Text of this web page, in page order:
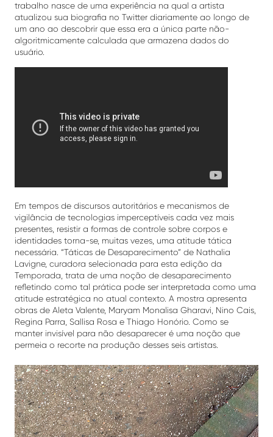
trabalho nasce de uma experiência na qual a artista
atualizou sua biografia no Twitter diariamente ao longo de
um ano ao descobrir que essa era a única parte não-
algoritmicamente calculada que armazena dados do
usuário.
Em tempos de discursos autoritários e mecanismos de
vigilância de tecnologias imperceptíveis cada vez mais
presentes, resistir a formas de controle sobre corpos e
identidades torna-se, muitas vezes, uma atitude tática
necessária. “Táticas de Desaparecimento” de Nathalia
Lavigne, curadora selecionada para esta edição da
Temporada, trata de uma noção de desaparecimento
refletindo como tal prática pode ser interpretada como uma
atitude estratégica no atual contexto. A mostra apresenta
obras de Aleta Valente, Maryam Monalisa Gharavi, Nino Cais,
Regina Parra, Sallisa Rosa e Thiago Honório. Como se
manter invisível para não desaparecer é uma noção que
permeia o recorte na produção desses seis artistas.